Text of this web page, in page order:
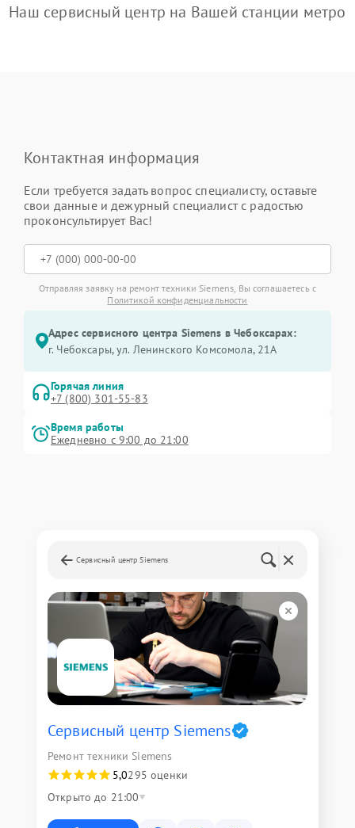
Наш сервисный центр на Вашей станции метро
Контактная информация
Если требуется задать вопрос специалисту, оставьте
свои данные и дежурный специалист с радостью
проконсультирует Вас!
Отправляя заявку на ремонт техники Siemens, Вы соглашаетесь с
Политикой конфиденциальности
Адрес сервисного центра Siemens в Чебоксарах:
г. Чебоксары, ул. Ленинского Комсомола, 21А
Горячая линия
+7 (800) 301-55-83
Время работы
Ежедневно с 9:00 до 21:00
Сервисный центр Siemens
Сервисный центр Siemens
Ремонт техники Siemens
5,0295 оценки
Открыто до 21:00